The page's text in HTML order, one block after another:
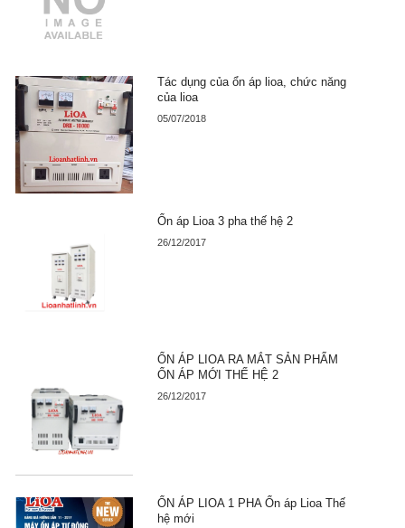
Tác dụng của ổn áp lioa, chức năng
của lioa
05/07/2018
Ổn áp Lioa 3 pha thế hệ 2
26/12/2017
ỔN ÁP LIOA RA MẮT SẢN PHẨM
ỔN ÁP MỚI THẾ HỆ 2
26/12/2017
ỔN ÁP LIOA 1 PHA Ổn áp Lioa Thế
hệ mới